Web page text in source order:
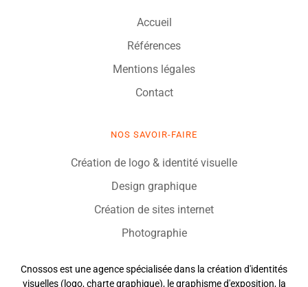
Accueil
Références
Mentions légales
Contact
NOS SAVOIR-FAIRE
Création de logo & identité visuelle
Design graphique
Création de sites internet
Photographie
Cnossos est une agence spécialisée dans la création d'identités
visuelles (logo, charte graphique), le graphisme d'exposition, la